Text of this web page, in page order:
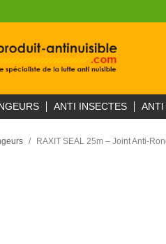
ANTI INSECTES ANTI
RAXIT SEAL 25m – Joint Anti-